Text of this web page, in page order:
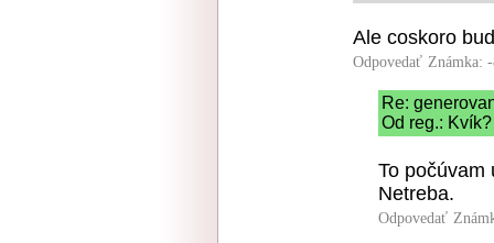
Ale coskoro
Odpovedať Známka:
Re:
Od reg.:
To počúvam
Netreba.
Odpovedať